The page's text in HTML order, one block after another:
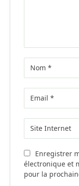
Enregistrer
électronique et
pour la